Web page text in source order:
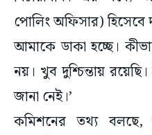
পোলিং অফিসার) হিসেবে
আমাকে ডাকা হচ্ছে।
নয়। খুব দুশ্চিন্তায়
জানা নেই।’
কমিশনের তথ্য বলছে,